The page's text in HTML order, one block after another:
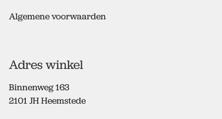
Algemene voorwaarden
Adres winkel
Binnenweg 163
2101 JH Heemstede